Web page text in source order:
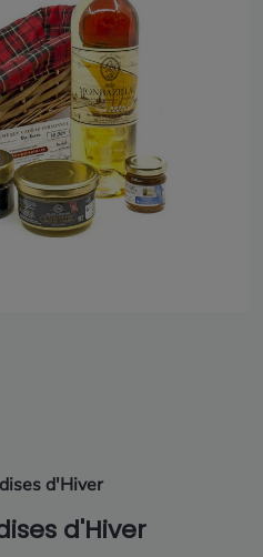
d'Hiver
d'Hiver